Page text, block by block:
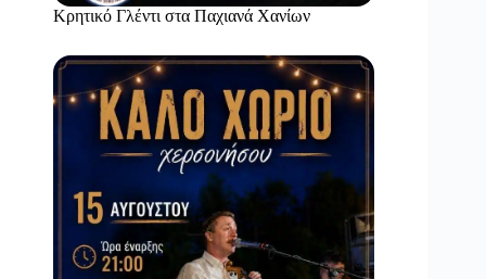
Κρητικό Γλέντι στα Παχιανά Χανίων